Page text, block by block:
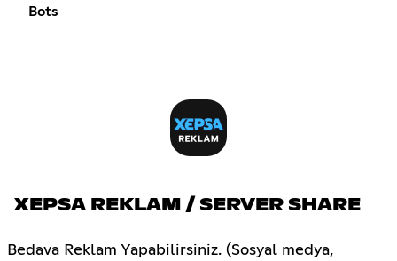
Bots
XEPSA REKLAM / SERVER SHARE
Bedava Reklam Yapabilirsiniz. (Sosyal medya,